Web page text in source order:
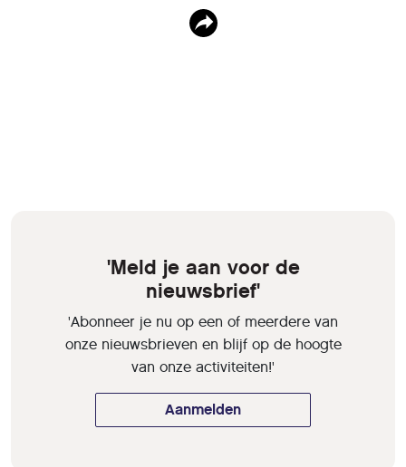
'Meld je aan voor de
nieuwsbrief'
'Abonneer je nu op een of meerdere van
onze nieuwsbrieven en blijf op de hoogte
van onze activiteiten!'
Aanmelden